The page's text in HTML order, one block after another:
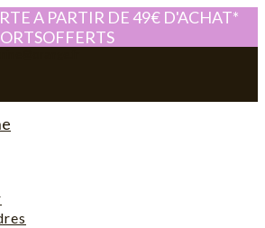
A PARTIR DE 49€ D'ACHAT*